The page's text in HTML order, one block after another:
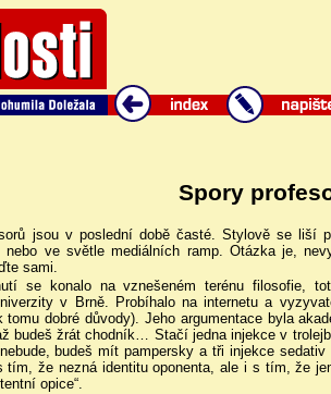
Spory
jsou v poslední době časté. Stylově se liší
nebo ve světle mediálních ramp. Otázka je,
sami.
se konalo na vznešeném terénu filosofie,
v Brně. Probíhalo na internetu a
tomu dobré důvody). Jeho argumentace byla
budeš žrát chodník… Stačí jedna injekce v
budeš mít pampersky a tři injekce
tím, že nezná identitu oponenta, ale i s tím, že
opice“.